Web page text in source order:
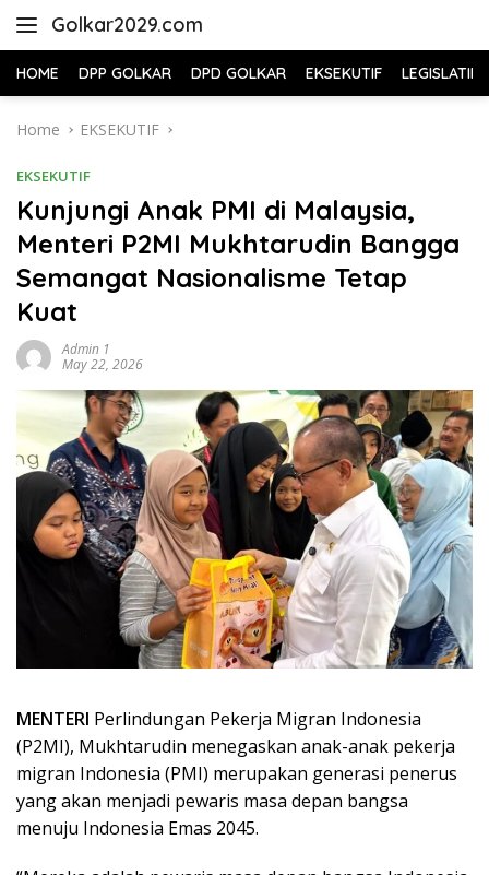
Golkar2029.com
HOME DPP GOLKAR DPD GOLKAR EKSEKUTIF LEGISLATIF
Home EKSEKUTIF
EKSEKUTIF
Kunjungi Anak PMI di Malaysia,
Menteri P2MI Mukhtarudin Bangga
Semangat Nasionalisme Tetap
Kuat
Admin 1
May 22, 2026
MENTERI Perlindungan Pekerja Migran Indonesia
(P2MI), Mukhtarudin menegaskan anak-anak pekerja
migran Indonesia (PMI) merupakan generasi penerus
yang akan menjadi pewaris masa depan bangsa
menuju Indonesia Emas 2045.